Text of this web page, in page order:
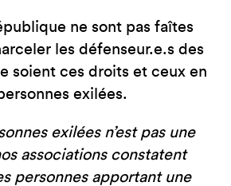
ne sont pas faîtes
les défenseur.e.s des
soient ces droits et ceux en
exilées.
exilées n’est pas une
associations constatent
personnes apportant une